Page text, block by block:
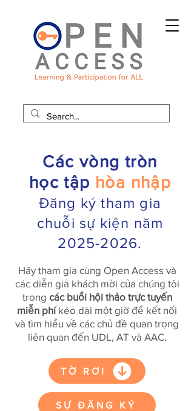
Các vòng tròn
học tập hòa nhập
Đăng ký tham gia
chuỗi sự kiện năm
2025-2026.
Hãy tham gia cùng Open Access và
các diễn giả khách mời của chúng tôi
trong các buổi hội thảo trực tuyến
miễn phíkéo dài một giờ để kết nối
và tìm hiểu về các chủ đề quan trọng
liên quan đến UDL, AT và AAC.
TỜ RƠI
SỰ ĐĂNG KÝ